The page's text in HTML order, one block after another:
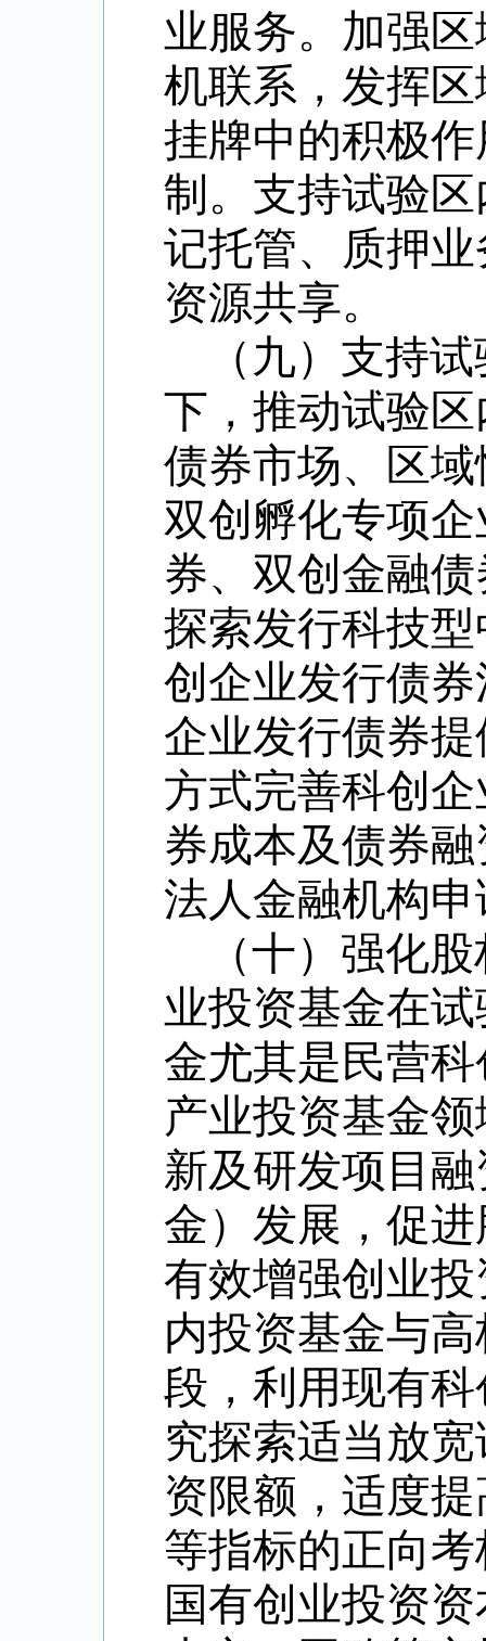
业服务。加强
机联系，发挥
挂牌中的积极
制。支持试验
记托管、质押
资源共享。
（九）支持
下，推动试验
债券市场、区
双创孵化专项
券、双创金融
探索发行科技
创企业发行债
企业发行债券
方式完善科创
券成本及债券
法人金融机构
（十）强化
业投资基金在
金尤其是民营
产业投资基金
新及研发项目
金）发展，促
有效增强创业
内投资基金与
段，利用现有
究探索适当放
资限额，适度
等指标的正向
国有创业投资